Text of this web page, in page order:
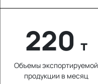
220 т
Объемы экспортируемой
продукции в месяц